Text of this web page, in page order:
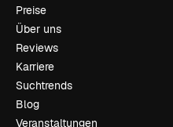
Preise
Über uns
Reviews
Karriere
Suchtrends
Blog
Veranstaltungen